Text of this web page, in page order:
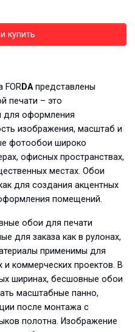
купить
FORDAпредставлены
печати – это
для оформления
изображения, масштаб и
фотообои широко
офисных пространствах,
местах. Обои
для создания акцентных
помещений.
обои для печати
для заказа как в рулонах,
применимы для
коммерческих проектов. В
ширинах, бесшовные обои
масштабные панно,
после монтажа с
полотна. Изображение